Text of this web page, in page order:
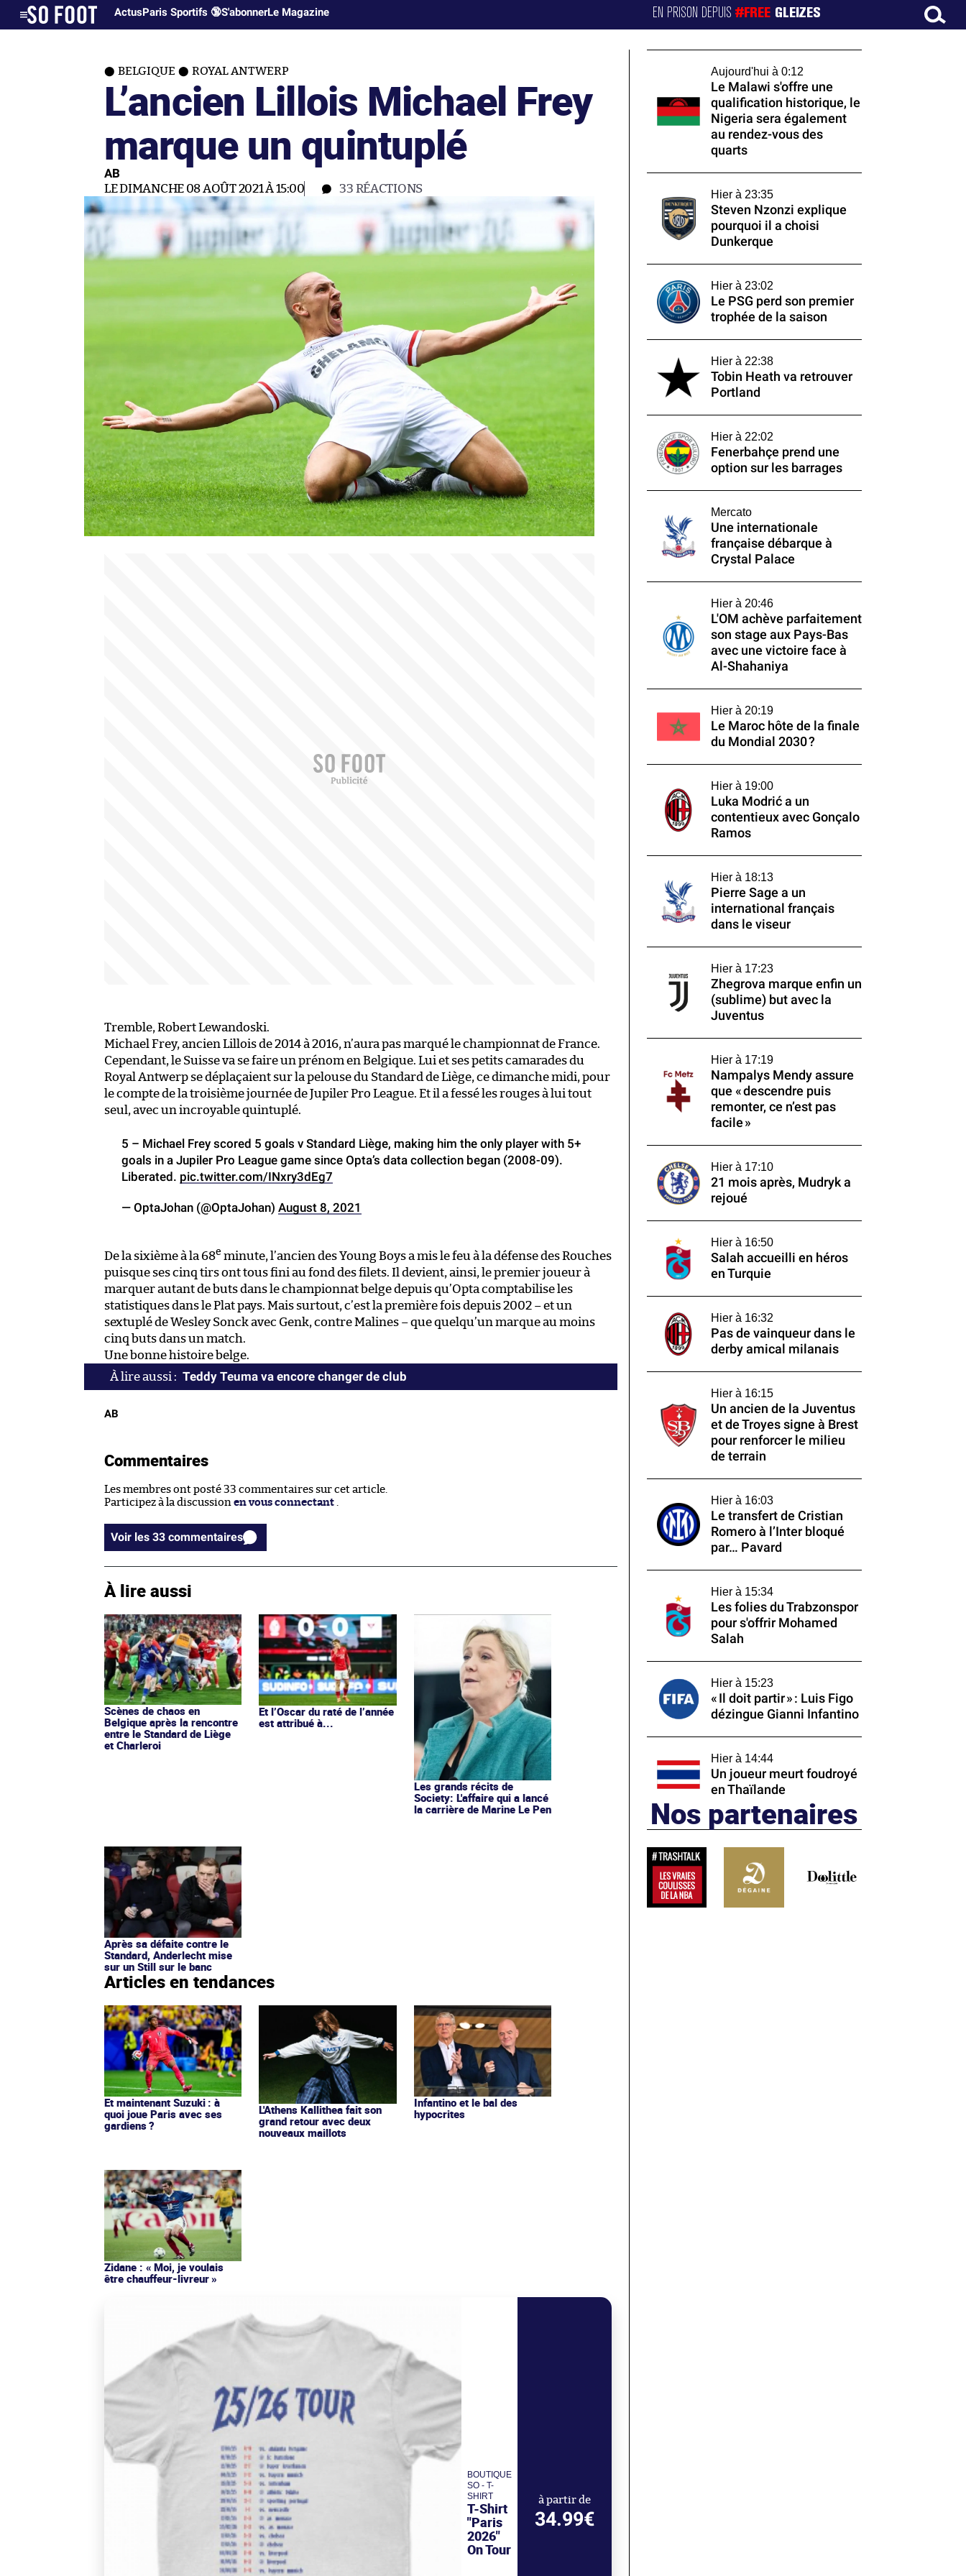
ActusParis Sportifs 🔞S'abonnerLe Magazine EN PRISON DEPUIS#FREE GLEIZES
BELGIQUE ROYAL ANTWERP
L’ancien Lillois Michael Frey
marque un quintuplé
AB
LE DIMANCHE 08 AOÛT 2021 À 15:00 33 RÉACTIONS
Tremble, Robert Lewandoski.
Michael Frey, ancien Lillois de 2014 à 2016, n’aura pas marqué le championnat de France.
Cependant, le Suisse va se faire un prénom en Belgique. Lui et ses petits camarades du
Royal Antwerp se déplaçaient sur la pelouse du Standard de Liège, ce dimanche midi, pour
le compte de la troisième journée de Jupiler Pro League. Et il a fessé les rouges à lui tout
seul, avec un incroyable quintuplé.
5 – Michael Frey scored 5 goals v Standard Liège, making him the only player with 5+
goals in a Jupiler Pro League game since Opta’s data collection began (2008-09).
Liberated. pic.twitter.com/INxry3dEg7
— OptaJohan (@OptaJohan) August 8, 2021
De la sixième à la 68e minute, l’ancien des Young Boys a mis le feu à la défense des Rouches
puisque ses cinq tirs ont tous fini au fond des filets. Il devient, ainsi, le premier joueur à
marquer autant de buts dans le championnat belge depuis qu’Opta comptabilise les
statistiques dans le Plat pays. Mais surtout, c’est la première fois depuis 2002 – et un
sextuplé de Wesley Sonck avec Genk, contre Malines – que quelqu’un marque au moins
cinq buts dans un match.
Une bonne histoire belge.
Teddy Teuma va encore changer de club
AB
Commentaires
Les membres ont posté 33 commentaires sur cet article.
Participez à la discussion en vous connectant
Voir les 33 commentaires
À lire aussi
Scènes de chaos en
Belgique après la rencontre
entre le Standard de Liège
et Charleroi
Et l’Oscar du raté de l’année
est attribué à...
Les grands récits de
Society: L'affaire qui a lancé
la carrière de Marine Le Pen
Après sa défaite contre le
Standard, Anderlecht mise
sur un Still sur le banc
Articles en tendances
Et maintenant Suzuki : à
quoi joue Paris avec ses
gardiens ?
L'Athens Kallithea fait son
grand retour avec deux
nouveaux maillots
Infantino et le bal des
hypocrites
Zidane : « Moi, je voulais
être chauffeur-livreur »
BOUTIQUE
SO - T-
SHIRT
T-Shirt
"Paris
2026"
On Tour
à partir de
34.99€
Aujourd'hui à 0:12
Le Malawi s'offre une
qualification historique, le
Nigeria sera également
au rendez-vous des
quarts
Hier à 23:35
Steven Nzonzi explique
pourquoi il a choisi
Dunkerque
Hier à 23:02
Le PSG perd son premier
trophée de la saison
Hier à 22:38
Tobin Heath va retrouver
Portland
Hier à 22:02
Fenerbahçe prend une
option sur les barrages
Mercato
Une internationale
française débarque à
Crystal Palace
Hier à 20:46
L'OM achève parfaitement
son stage aux Pays-Bas
avec une victoire face à
Al-Shahaniya
Hier à 20:19
Le Maroc hôte de la finale
du Mondial 2030 ?
Hier à 19:00
Luka Modrić a un
contentieux avec Gonçalo
Ramos
Hier à 18:13
Pierre Sage a un
international français
dans le viseur
Hier à 17:23
Zhegrova marque enfin un
(sublime) but avec la
Juventus
Hier à 17:19
Nampalys Mendy assure
que « descendre puis
remonter, ce n’est pas
facile »
Hier à 17:10
21 mois après, Mudryk a
rejoué
Hier à 16:50
Salah accueilli en héros
en Turquie
Hier à 16:32
Pas de vainqueur dans le
derby amical milanais
Hier à 16:15
Un ancien de la Juventus
et de Troyes signe à Brest
pour renforcer le milieu
de terrain
Hier à 16:03
Le transfert de Cristian
Romero à l’Inter bloqué
par… Pavard
Hier à 15:34
Les folies du Trabzonspor
pour s'offrir Mohamed
Salah
Hier à 15:23
« Il doit partir » : Luis Figo
dézingue Gianni Infantino
Hier à 14:44
Un joueur meurt foudroyé
en Thaïlande
Nos partenaires